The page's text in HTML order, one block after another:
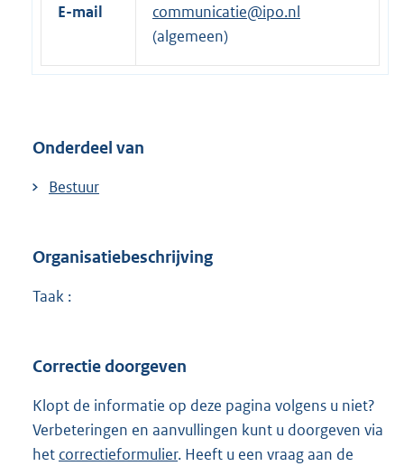
E-mail
communicatie@ipo.nl
(algemeen)
Onderdeel van
Bestuur
Organisatiebeschrijving
Taak :
Correctie doorgeven
Klopt de informatie op deze pagina volgens u niet?
Verbeteringen en aanvullingen kunt u doorgeven via
het correctieformulier. Heeft u een vraag aan de